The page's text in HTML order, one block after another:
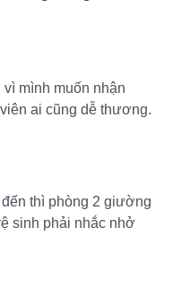
mình muốn nhận
ai cũng dễ thương.
thì phòng 2 giường
sinh phải nhắc nhở